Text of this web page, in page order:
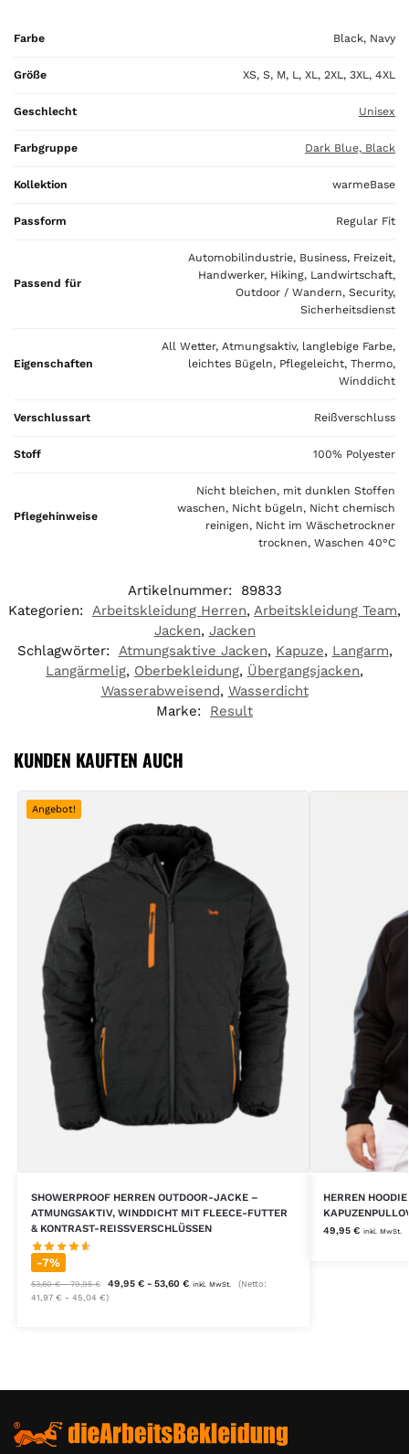
Farbe Black, Navy
Größe XS, S, M, L, XL, 2XL, 3XL, 4XL
Geschlecht Unisex
Farbgruppe Dark Blue, Black
Kollektion warmeBase
Passform Regular Fit
Passend für
Automobilindustrie, Business, Freizeit,
Handwerker, Hiking, Landwirtschaft,
Outdoor / Wandern, Security,
Sicherheitsdienst
Eigenschaften
All Wetter, Atmungsaktiv, langlebige Farbe,
leichtes Bügeln, Pflegeleicht, Thermo,
Winddicht
Verschlussart Reißverschluss
Stoff 100% Polyester
Pflegehinweise
Nicht bleichen, mit dunklen Stoffen
waschen, Nicht bügeln, Nicht chemisch
reinigen, Nicht im Wäschetrockner
trocknen, Waschen 40°C
Artikelnummer:
89833
Kategorien: Arbeitskleidung Herren, Arbeitskleidung Team,
Jacken, Jacken
Schlagwörter: Atmungsaktive Jacken, Kapuze, Langarm,
Langärmelig, Oberbekleidung, Übergangsjacken,
Wasserabweisend, Wasserdicht
Marke:
Result
KUNDEN KAUFTEN AUCH
Angebot!
SHOWERPROOF HERREN OUTDOOR-JACKE –
ATMUNGSAKTIV, WINDDICHT MIT FLEECE-FUTTER
& KONTRAST-REISSVERSCHLÜSSEN
-7%
53,60€-79,95€ 49,95 €- 53,60 € inkl. MwSt.
(Netto:
41,97 € - 45,04 €)
HERREN
49,95 € inkl. MwSt.